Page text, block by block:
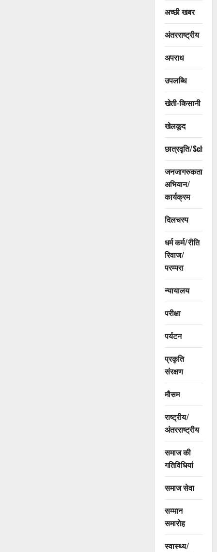
अच्छी खबर
अंतरराष्ट्रीय
अपराध
उपलब्धि
खेती-किसानी
खेलकूद
छात्रवृति/
जनजागरुकता
अभियान/
कार्यक्रम
दिलचस्प
धर्म कर्म/रीति
रिवाज/
परम्परा
न्यायालय
परीक्षा
पर्यटन
प्रकृति
संरक्षण
मौसम
राष्ट्रीय/
अंतरराष्ट्रीय
समाज की
गतिविधियां
समाज सेवा
सम्मान
समारोह
स्वास्थ्य/